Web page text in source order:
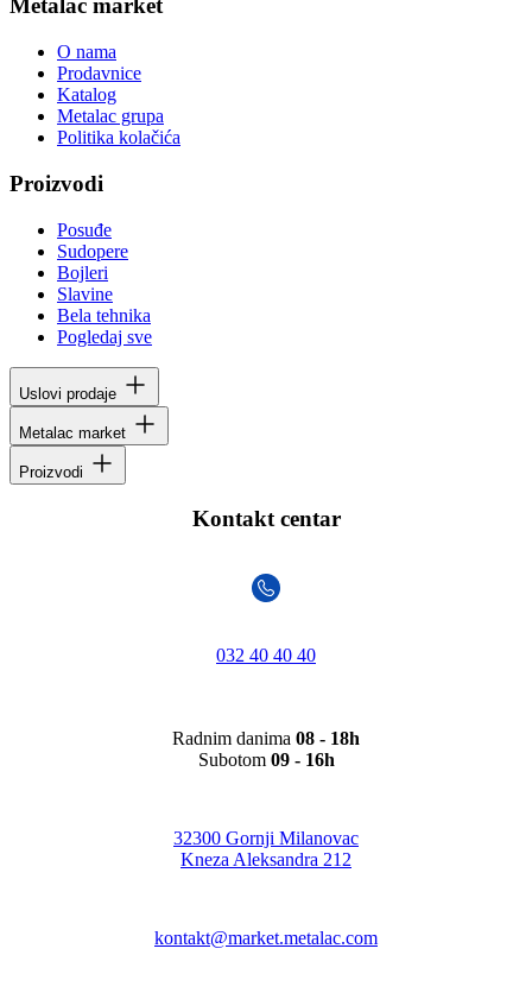
Metalac market
O nama
Prodavnice
Katalog
Metalac grupa
Politika kolačića
Proizvodi
Posuđe
Sudopere
Bojleri
Slavine
Bela tehnika
Pogledaj sve
Uslovi prodaje
Metalac market
Proizvodi
Kontakt centar
032 40 40 40
Radnim danima 08 - 18h
Subotom 09 - 16h
32300 Gornji Milanovac
Kneza Aleksandra 212
kontakt@market.metalac.com